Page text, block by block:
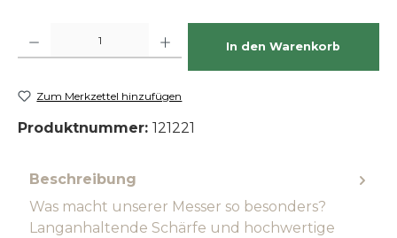
In den Warenkorb
Zum Merkzettel hinzufügen
Produktnummer: 121221
Beschreibung
Was macht unserer Messer so besonders?
Langanhaltende Schärfe und hochwertige